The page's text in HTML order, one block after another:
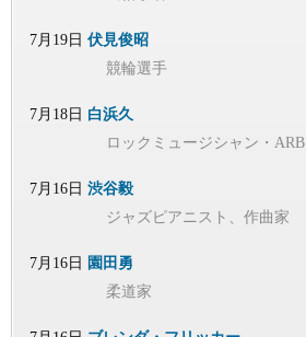
7月19日 伏見俊昭
競輪選手
7月18日 白浜久
ロックミュージシャン・ARB
7月16日 渋谷毅
ジャズピアニスト、作曲家
7月16日 園田勇
柔道家